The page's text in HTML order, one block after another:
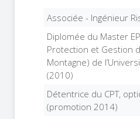
Associée - Ingénieur
Diplomée du Master
Protection et Gestion
Montagne) de
(2010)
Détentrice du CPT,
(promotion 2014)